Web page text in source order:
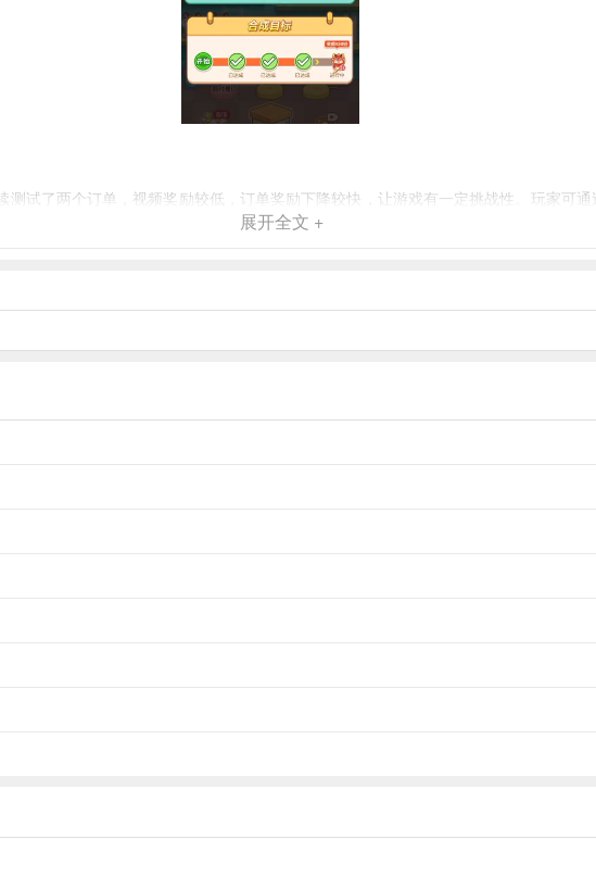
试了两个订单，视频奖励较低，订单奖励下降较快，让游戏有一定挑战性。玩家可
动物属性，培养出更多稀有动物。
来源，并享受社交乐趣。
展开全文 +